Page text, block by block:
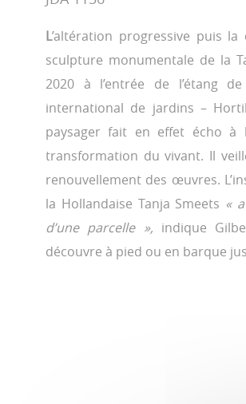
L’altération progressive puis
sculpture monumentale de la
2020 à l’entrée de l’étang
international de jardins –
paysager fait en effet écho à
transformation du vivant. Il
renouvellement des œuvres.
la Hollandaise Tanja Smeets «
d’une parcelle », indique
découvre à pied ou en barque